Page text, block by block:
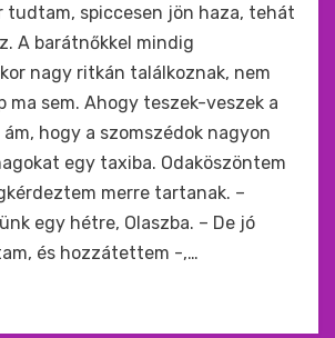
tudtam, spiccesen jön haza, tehát
A barátnőkkel mindig
nagy ritkán találkoznak, nem
ma sem. Ahogy teszek-veszek a
hogy a szomszédok nagyon
egy taxiba. Odaköszöntem
merre tartanak. –
egy hétre, Olaszba. – De jó
és hozzátettem -,…